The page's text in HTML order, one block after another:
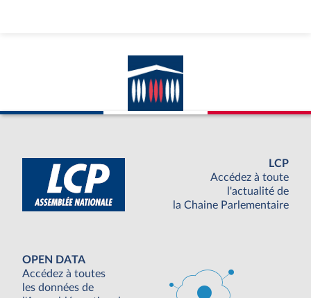
LCP
Accédez à toute
l'actualité de
la Chaine Parlementaire
OPEN DATA
Accédez à toutes
les données de